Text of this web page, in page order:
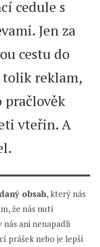
cedule s
Jen za
cestu do
reklam,
pračlověk
vteřin. A
obsah, který nás
že nás nutí
ani nenapadli
prášek nebo je lepší